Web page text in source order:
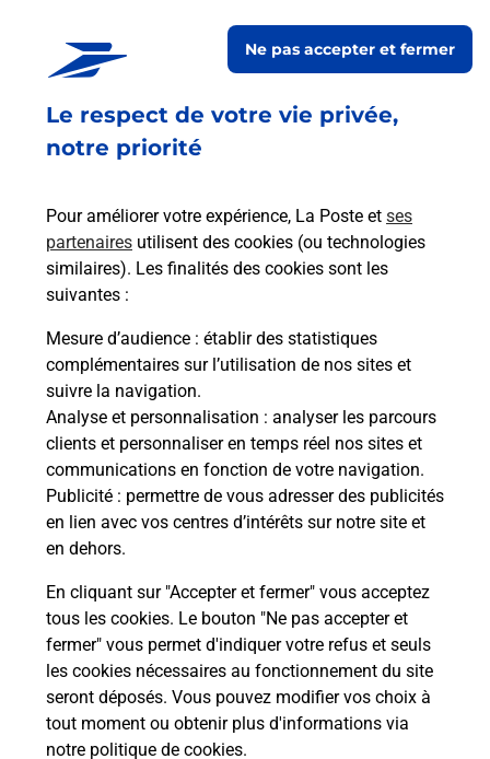
Le respect de votre vie privée,
notre priorité
Pour améliorer votre expérience, La Poste et ses
partenaires utilisent des cookies (ou technologies
similaires). Les finalités des cookies sont les
suivantes :
Mesure d’audience : établir des statistiques
complémentaires sur l’utilisation de nos sites et
suivre la navigation.
Analyse et personnalisation : analyser les parcours
clients et personnaliser en temps réel nos sites et
communications en fonction de votre navigation.
Publicité : permettre de vous adresser des publicités
en lien avec vos centres d’intérêts sur notre site et
en dehors.
En cliquant sur "Accepter et fermer" vous acceptez
tous les cookies. Le bouton "Ne pas accepter et
fermer" vous permet d'indiquer votre refus et seuls
les cookies nécessaires au fonctionnement du site
seront déposés. Vous pouvez modifier vos choix à
tout moment ou obtenir plus d'informations via
notre politique de cookies.
Ne pas accepter et fermer
NICE TABAC NAPOLEONE
jusqu'à 23h00
8 RUE BARLA
06300 NICE
Malin !
La Poste
en ligne
Ouvert 24h/24
En savoir plus
NICE
CONSIGNE UTILE NICE PAIROLIERE